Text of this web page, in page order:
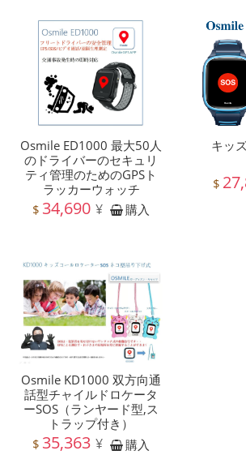
Osmile ED1000 最大50人
のドライバーのセキュリ
ティ管理のためのGPSト
ラッカーウォッチ
$ 34,690 ¥ 購入
キッ
$
Osmile KD1000 双方向通
話型チャイルドロケータ
ーSOS（ランヤード型,ス
トラップ付き）
$ 35,363 ¥ 購入